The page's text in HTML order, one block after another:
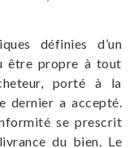
définies d’un
être propre à tout
porté à la
dernier a accepté.
se prescrit
du bien. Le